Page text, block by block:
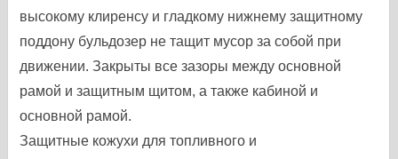
высокому клиренсу и гладкому нижнему защитному
поддону бульдозер не тащит мусор за собой при
движении. Закрыты все зазоры между основной
рамой и защитным щитом, а также кабиной и
основной рамой.
Защитные кожухи для топливного и